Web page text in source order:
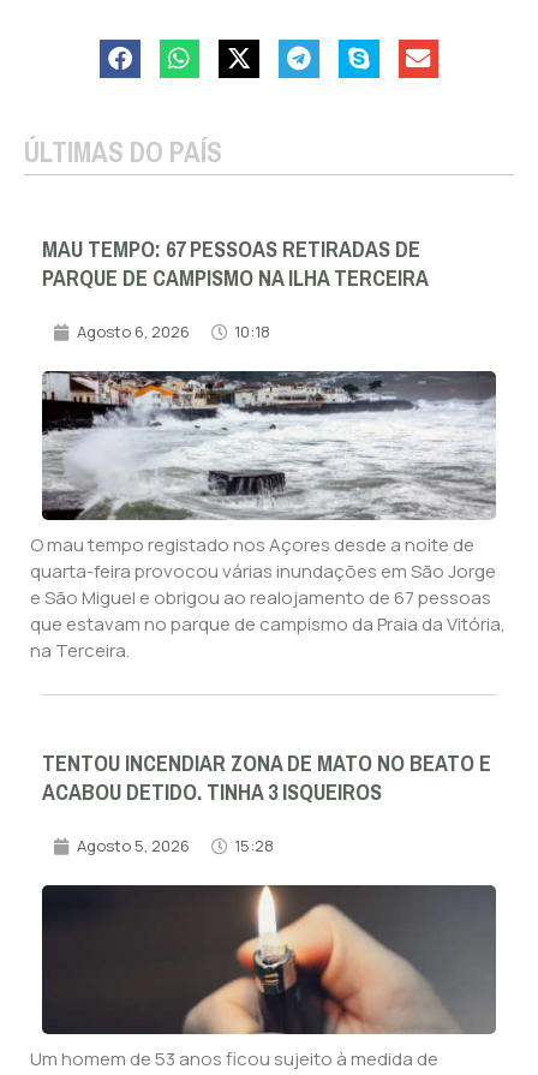
ÚLTIMAS DO PAÍS
MAU TEMPO: 67 PESSOAS RETIRADAS DE
PARQUE DE CAMPISMO NA ILHA TERCEIRA
Agosto 6, 2026 10:18
O mau tempo registado nos Açores desde a noite de
quarta-feira provocou várias inundações em São Jorge
e São Miguel e obrigou ao realojamento de 67 pessoas
que estavam no parque de campismo da Praia da Vitória,
na Terceira.
TENTOU INCENDIAR ZONA DE MATO NO BEATO E
ACABOU DETIDO. TINHA 3 ISQUEIROS
Agosto 5, 2026 15:28
Um homem de 53 anos ficou sujeito à medida de